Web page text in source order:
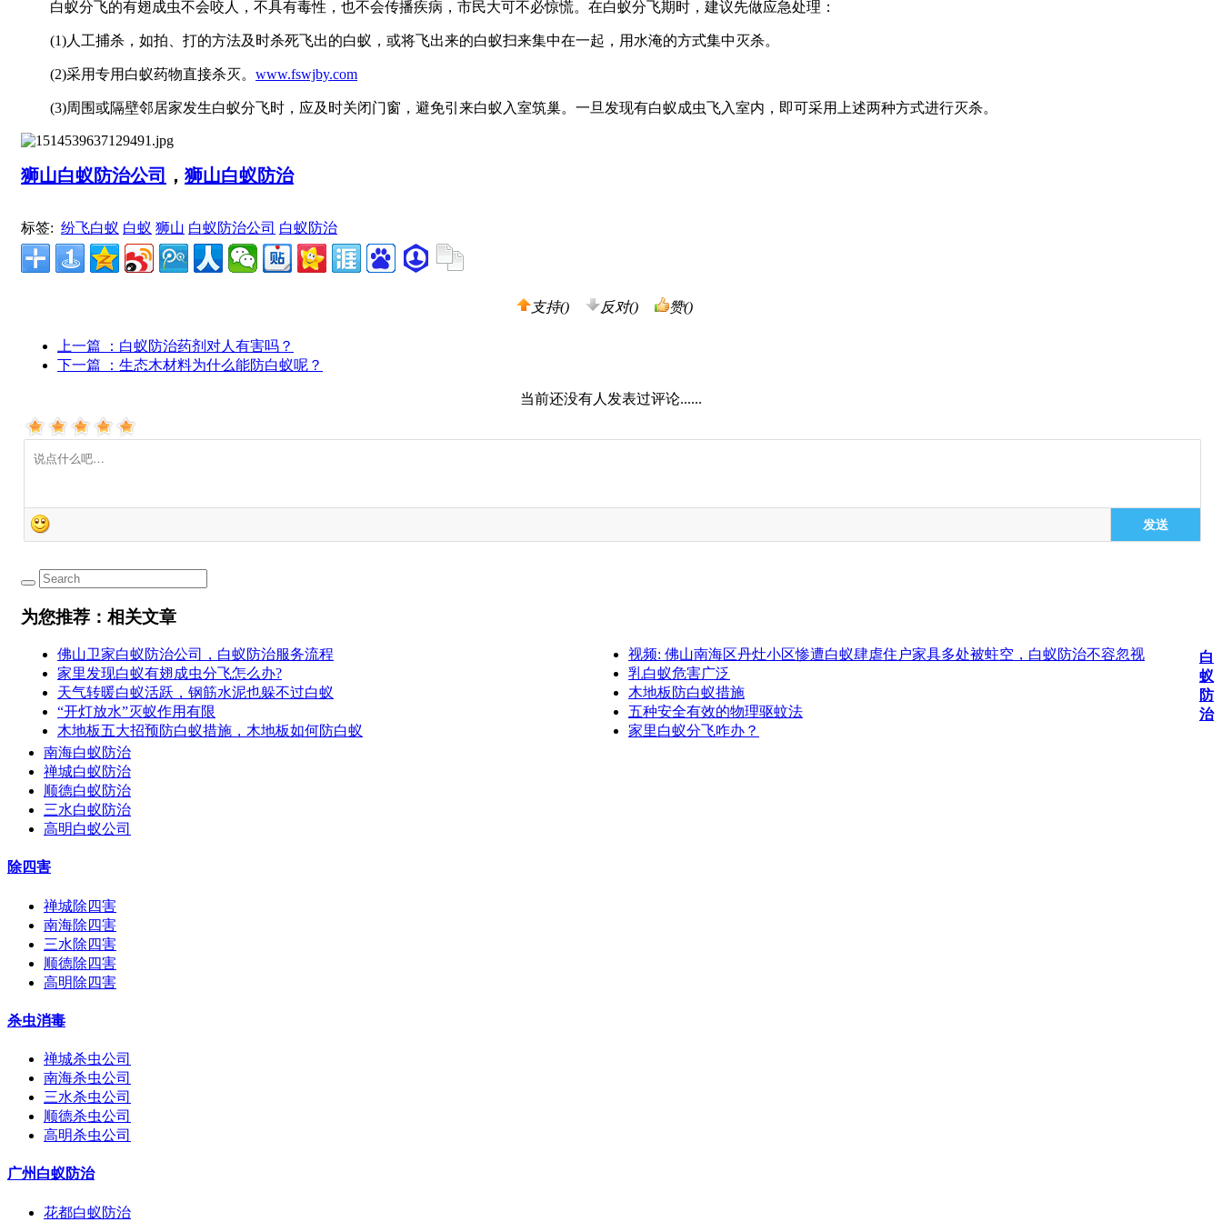
白蚁分飞的有翅成虫不会咬人，不具有毒性，也不会传播疾病，市民大可不必惊慌。在白蚁分飞期时，建议先做应急处理：
(1)人工捕杀，如拍、打的方法及时杀死飞出的白蚁，或将飞出来的白蚁扫来集中在一起，用水淹的方式集中灭杀。
(2)采用专用白蚁药物直接杀灭。 www.fswjby.com
(3)周围或隔壁邻居家发生白蚁分飞时，应及时关闭门窗，避免引来白蚁入室筑巢。一旦发现有白蚁成虫飞入室内，即可采用上述两种方式进行灭杀。
狮山白蚁防治公司 ， 狮山白蚁防治
标签: 纷飞白蚁 白蚁 狮山 白蚁防治公司 白蚁防治
支持() 反对() 赞()
上一篇
：白蚁防治药剂对人有害吗？
下一篇
：生态木材料为什么能防白蚁呢？
当前还没有人发表过评论......
发送
为您推荐：相关文章
佛山卫家白蚁防治公司，白蚁防治服务流程
视频: 佛山南海区丹灶小区惨遭白蚁肆虐住户家具多处被蛀空，白蚁防治不容忽视
家里发现白蚁有翅成虫分飞怎么办?
乳白蚁危害广泛
天气转暖白蚁活跃，钢筋水泥也躲不过白蚁
木地板防白蚁措施
“开灯放水”灭蚁作用有限
五种安全有效的物理驱蚊法
木地板五大招预防白蚁措施，木地板如何防白蚁
家里白蚁分飞咋办？
白
蚁
防
治
南海白蚁防治
禅城白蚁防治
顺德白蚁防治
三水白蚁防治
高明白蚁公司
除四害
禅城除四害
南海除四害
三水除四害
顺德除四害
高明除四害
杀虫消毒
禅城杀虫公司
南海杀虫公司
三水杀虫公司
顺德杀虫公司
高明杀虫公司
广州白蚁防治
花都白蚁防治